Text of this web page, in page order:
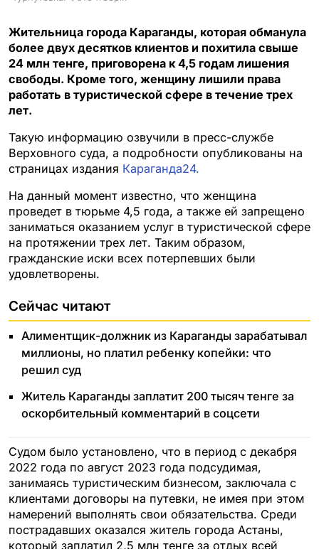
Жительница города Караганды, которая обманула
более двух десятков клиентов и похитила свыше
24 млн тенге, приговорена к 4,5 годам лишения
свободы. Кроме того, женщину лишили права
работать в туристической сфере в течение трех
лет.
Такую информацию озвучили в пресс-службе
Верховного суда, а подробности опубликованы на
страницах издания Караганда24.
На данный момент известно, что женщина
проведет в тюрьме 4,5 года, а также ей запрещено
заниматься оказанием услуг в туристической сфере
на протяжении трех лет. Таким образом,
гражданские иски всех потерпевших были
удовлетворены.
Сейчас читают
Алиментщик-должник из Караганды зарабатывал
миллионы, но платил ребенку копейки: что
решил суд
Житель Караганды заплатит 200 тысяч тенге за
оскорбительный комментарий в соцсети
Судом было установлено, что в период с декабря
2022 года по август 2023 года подсудимая,
занимаясь туристическим бизнесом, заключала с
клиентами договоры на путевки, не имея при этом
намерений выполнять свои обязательства. Среди
пострадавших оказался житель города Астаны,
который заплатил 2,5 млн тенге за отдых всей